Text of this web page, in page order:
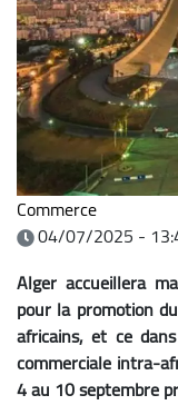
Commerce
04/07/2025 -
Alger accueillera
pour la promotion
africains, et ce
commerciale intra-
4 au 10 septembre